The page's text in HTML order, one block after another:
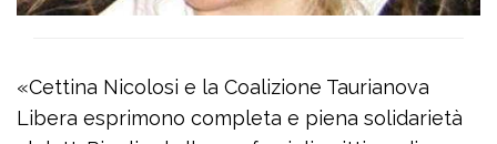
«Cettina Nicolosi e la Coalizione Taurianova
Libera esprimono completa e piena solidarietà